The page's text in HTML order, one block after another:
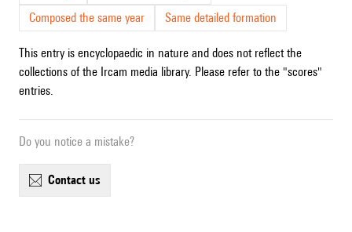
Composed the same year
Same detailed formation
This entry is encyclopaedic in nature and does not reflect the
collections of the Ircam media library. Please refer to the "scores"
entries.
Do you notice a mistake?
contact us